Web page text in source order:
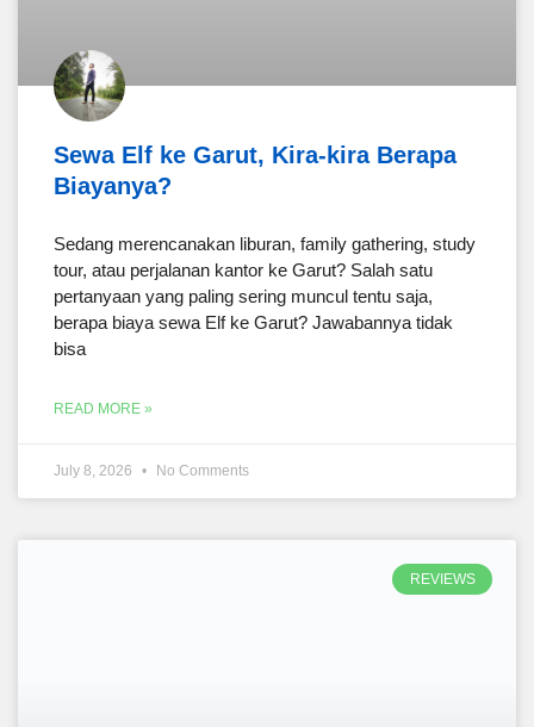
Sewa Elf ke Garut, Kira-kira Berapa
Biayanya?
Sedang merencanakan liburan, family gathering, study
tour, atau perjalanan kantor ke Garut? Salah satu
pertanyaan yang paling sering muncul tentu saja,
berapa biaya sewa Elf ke Garut? Jawabannya tidak
bisa
READ MORE »
July 8, 2026 No Comments
REVIEWS